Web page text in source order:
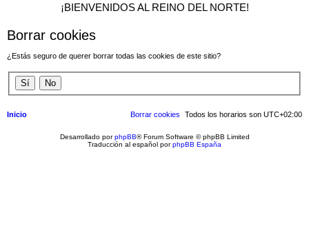
¡BIENVENIDOS AL REINO DEL NORTE!
Borrar cookies
¿Estás seguro de querer borrar todas las cookies de este sitio?
Inicio Todos los horarios son UTC+02:00
Borrar cookies
Desarrollado porphpBB® Forum Software © phpBB Limited
Traducción al español porphpBB España